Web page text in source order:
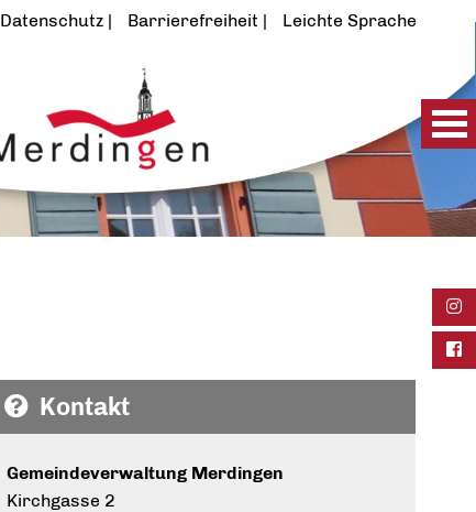
Datenschutz Barrierefreiheit Leichte Sprache
Kontakt
Gemeindeverwaltung Merdingen
Kirchgasse 2